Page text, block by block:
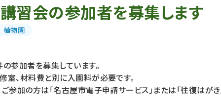
習会の参加者を募集します
植物園
参加者を募集しています。
、材料費と別に入園料が必要です。
参加の方は「名古屋市電子申請サービス」または「往復はがき